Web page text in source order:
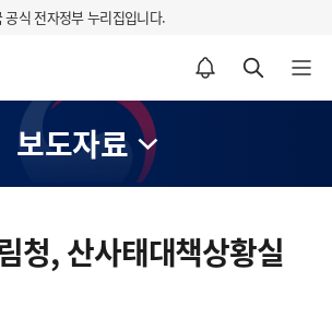
식 전자정부 누리집입니다.
알림설정 바로가기 검색 바로가기 메뉴 열기
보도자료
청, 산사태대책상황실